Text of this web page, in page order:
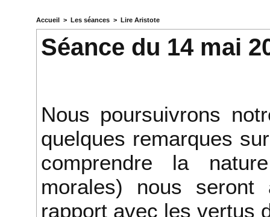
Accueil > Les séances > Lire Aristote
Séance du 14 mai
Nous poursuivrons
quelques remarques
comprendre la
morales) nous
rapport avec les vertus